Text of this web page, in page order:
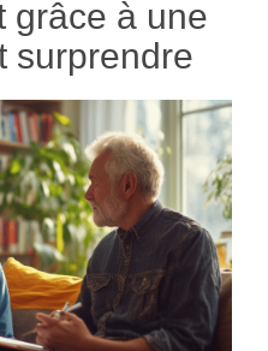
grâce à une
surprendre